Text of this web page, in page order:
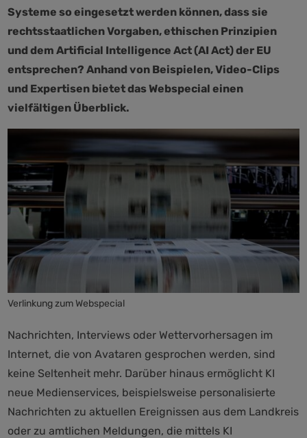
Systeme so eingesetzt werden können, dass sie
rechtsstaatlichen Vorgaben, ethischen Prinzipien
und dem Artificial Intelligence Act (AI Act) der EU
entsprechen? Anhand von Beispielen, Video-Clips
und Expertisen bietet das Webspecial einen
vielfältigen Überblick.
Verlinkung zum Webspecial
Nachrichten, Interviews oder Wettervorhersagen im
Internet, die von Avataren gesprochen werden, sind
keine Seltenheit mehr. Darüber hinaus ermöglicht KI
neue Medienservices, beispielsweise personalisierte
Nachrichten zu aktuellen Ereignissen aus dem Landkreis
oder zu amtlichen Meldungen, die mittels KI